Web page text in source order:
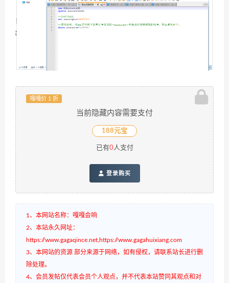
嘎嘎价 1 折
当前隐藏内容需要支付
188元宝
已有0人支付
登录购买
1、本网站名称：嘎嘎会响
2、本站永久网址：
https://www.gagaqince.net,https://www.gagahuixiang.com
3、本网站的资源 部分来源于网络，如有侵权，请联系站长进行删
除处理。
4、会员发帖仅代表会员个人观点，并不代表本站赞同其观点和对